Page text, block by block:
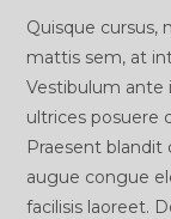
Quisque cursus,
mattis sem, at
Vestibulum ante
ultrices posuere
Praesent blandit
augue congue
facilisis laoreet.